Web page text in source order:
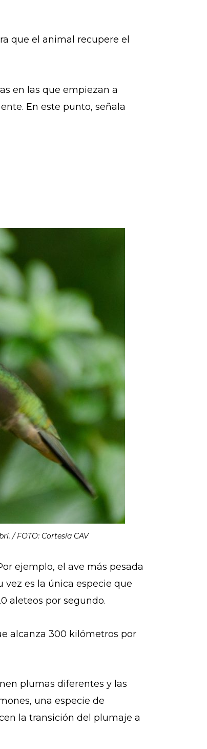
que el animal recupere el
en las que empiezan a
En este punto, señala
/ FOTO: Cortesía CAV
ejemplo, el ave más pesada
vez es la única especie que
aleteos por segundo.
alcanza 300 kilómetros por
plumas diferentes y las
una especie de
la transición del plumaje a